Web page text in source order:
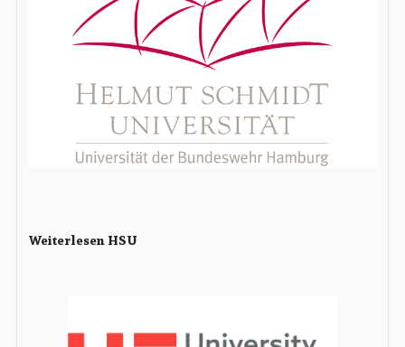
Weiterlesen HSU